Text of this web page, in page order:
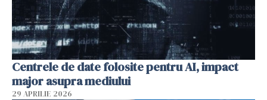
Centrele de date folosite pentru AI, impact
major asupra mediului
29 APRILIE 2026